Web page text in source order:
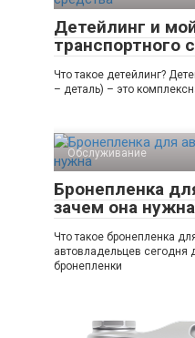
Детейлинг и
транспортного
Что такое детейлинг?
– деталь) – это
Обслуживание
Бронепленка
зачем она нужна
Что такое бронепленка
автовладельцев сегодня
бронепленки